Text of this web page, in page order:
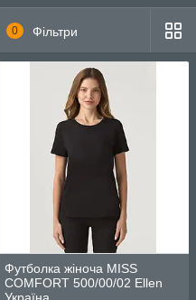
0 Фільтри
Футболка жіноча MISS
COMFORT 500/00/02 Ellen